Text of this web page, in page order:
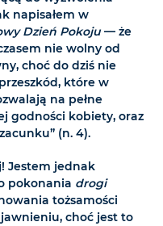
napisałem w
Dzień Pokoju— że
nie wolny od
choć do dziś nie
które w
na pełne
godności kobiety, oraz
(n. 4).
Jestem jednak
pokonania drogi
tożsamości
choć jest to